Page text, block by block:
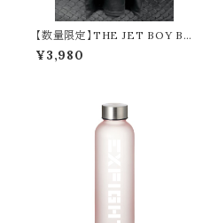
【数量限定】THE JET BOY BA
NGERZ 『YUHI ＆ AOI』 × EX
FIGHT Tシャツ
¥3,980